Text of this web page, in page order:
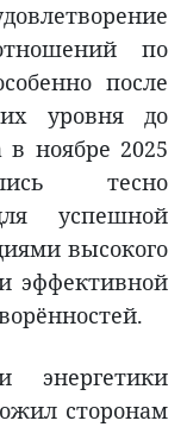
по
после
уровня до
в ноябре 2025
тесно
успешной
высокого
эффективной
сторонам